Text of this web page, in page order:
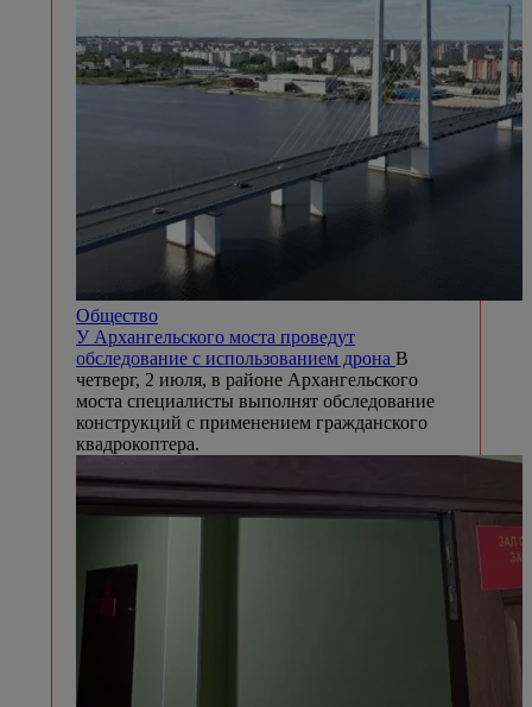
Общество
У Архангельского моста проведут
обследование с использованием дрона В
четверг, 2 июля, в районе Архангельского
моста специалисты выполнят обследование
конструкций с применением гражданского
квадрокоптера.